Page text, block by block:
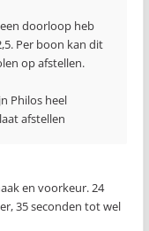
doorloop heb
Per boon kan dit
op afstellen.
Philos heel
afstellen
en voorkeur. 24
35 seconden tot wel